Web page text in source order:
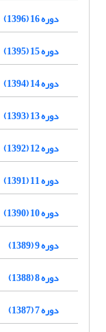
دوره 16 (1396)
دوره 15 (1395)
دوره 14 (1394)
دوره 13 (1393)
دوره 12 (1392)
دوره 11 (1391)
دوره 10 (1390)
دوره 9 (1389)
دوره 8 (1388)
دوره 7 (1387)